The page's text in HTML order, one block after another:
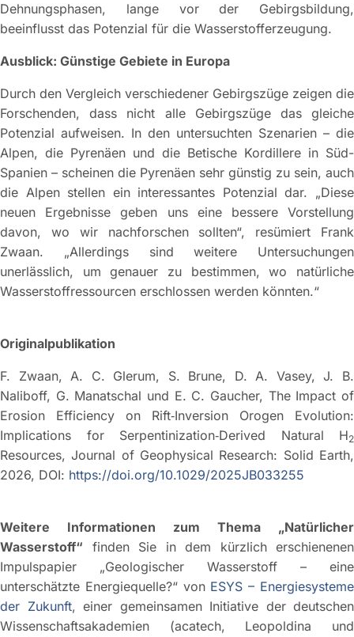
Dehnungsphasen, lange vor der Gebirgsbildung,
beeinflusst das Potenzial für die Wasserstofferzeugung.
Ausblick: Günstige Gebiete in Europa
Durch den Vergleich verschiedener Gebirgszüge zeigen die
Forschenden, dass nicht alle Gebirgszüge das gleiche
Potenzial aufweisen. In den untersuchten Szenarien – die
Alpen, die Pyrenäen und die Betische Kordillere in Süd-
Spanien – scheinen die Pyrenäen sehr günstig zu sein, auch
die Alpen stellen ein interessantes Potenzial dar. „Diese
neuen Ergebnisse geben uns eine bessere Vorstellung
davon, wo wir nachforschen sollten“, resümiert Frank
Zwaan. „Allerdings sind weitere Untersuchungen
unerlässlich, um genauer zu bestimmen, wo natürliche
Wasserstoffressourcen erschlossen werden könnten.“
Originalpublikation
F. Zwaan, A. C. Glerum, S. Brune, D. A. Vasey, J. B.
Naliboff, G. Manatschal und E. C. Gaucher, The Impact of
Erosion Efficiency on Rift‐Inversion Orogen Evolution:
Implications for Serpentinization‐Derived Natural H2
Resources, Journal of Geophysical Research: Solid Earth,
2026, DOI: https://doi.org/10.1029/2025JB033255
Weitere Informationen zum Thema „Natürlicher
Wasserstoff“ finden Sie in dem kürzlich erschienenen
Impulspapier „Geologischer Wasserstoff – eine
unterschätzte Energiequelle?“ von ESYS – Energiesysteme
der Zukunft, einer gemeinsamen Initiative der deutschen
Wissenschaftsakademien (acatech, Leopoldina und